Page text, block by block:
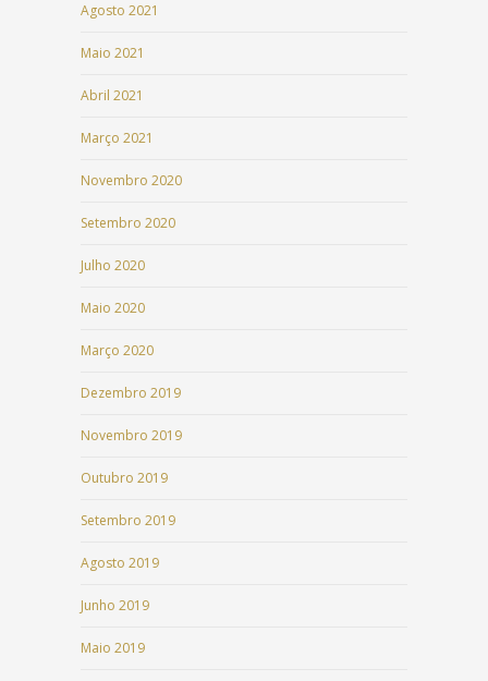
Agosto 2021
Maio 2021
Abril 2021
Março 2021
Novembro 2020
Setembro 2020
Julho 2020
Maio 2020
Março 2020
Dezembro 2019
Novembro 2019
Outubro 2019
Setembro 2019
Agosto 2019
Junho 2019
Maio 2019